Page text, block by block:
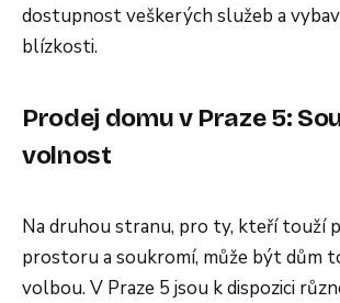
dostupnost veškerých služeb a
blízkosti.
Prodej domu v Praze 5:
volnost
Na druhou stranu, pro ty, kteří touží
prostoru a soukromí, může být dům
volbou. V Praze 5 jsou k dispozici